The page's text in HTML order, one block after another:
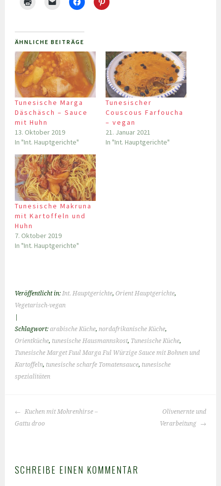
ÄHNLICHE BEITRÄGE
Tunesische Marga
Däschäsch – Sauce
mit Huhn
13. Oktober 2019
In "Int. Hauptgerichte"
Tunesischer
Couscous Farfoucha
– vegan
21. Januar 2021
In "Int. Hauptgerichte"
Tunesische Makruna
mit Kartoffeln und
Huhn
7. Oktober 2019
In "Int. Hauptgerichte"
Veröffentlicht in:Int. Hauptgerichte,Orient Hauptgerichte,
Vegetarisch-vegan
Schlagwort:arabische Küche,nordafrikanische Küche,
Orientküche, tunesische Hausmannskost, Tunesische Küche,
Tunesische Marget Fuul Marga Ful Würzige Sauce mit Bohnen und
Kartoffeln, tunesische scharfe Tomatensauce, tunesische
spezialitäten
BEITRAGS-
NAVIGATION
Kuchen mit Mohrenhirse –
Gattu droo
Olivenernte und
Verarbeitung
SCHREIBE EINEN KOMMENTAR